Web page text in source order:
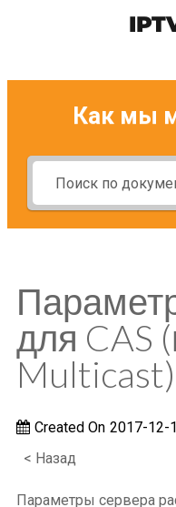
Как мы
для CAS
Multicast)
Created On 2017-12-
< Назад
Параметры сервера